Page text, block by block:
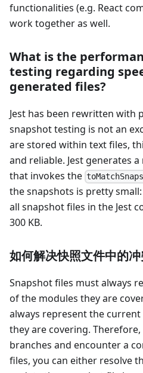
functionalities (e.g. React
work together as well.
What is the
testing regarding
generated files?
Jest has been rewritten with
snapshot testing is not an
are stored within text files,
and reliable. Jest generates
that invokes the
the snapshots is pretty
all snapshot files in the Jest
300 KB.
如何解决快照文件中的冲
Snapshot files must always
of the modules they are
always represent the
they are covering.
branches and encounter a
files, you can either resolve